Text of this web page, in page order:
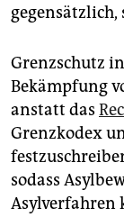
Grenzschutz
Bekämpfung
anstatt das
Grenzkodex
sodass
Asylverfahren